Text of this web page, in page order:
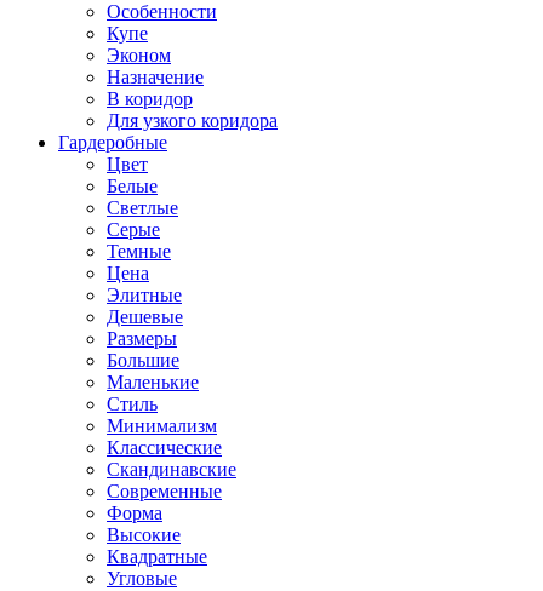
Особенности
Купе
Эконом
Назначение
В коридор
Для узкого коридора
Гардеробные
Цвет
Белые
Светлые
Серые
Темные
Цена
Элитные
Дешевые
Размеры
Большие
Маленькие
Стиль
Минимализм
Классические
Скандинавские
Современные
Форма
Высокие
Квадратные
Угловые